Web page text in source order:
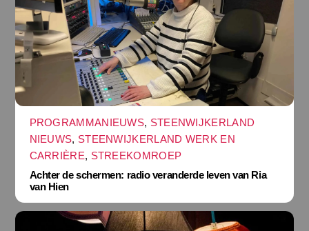
PROGRAMMANIEUWS, STEENWIJKERLAND
NIEUWS, STEENWIJKERLAND WERK EN
CARRIÈRE, STREEKOMROEP
Achter de schermen: radio veranderde leven van Ria
van Hien